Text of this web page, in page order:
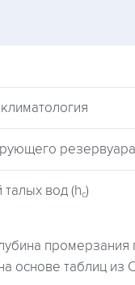
резервуара
талых вод (hc)
промерзания
основе таблиц из